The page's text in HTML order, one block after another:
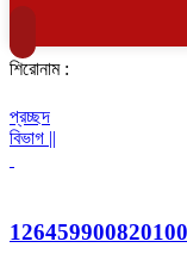
শিরোনাম :
প্রচ্ছদ
বিভাগ ||